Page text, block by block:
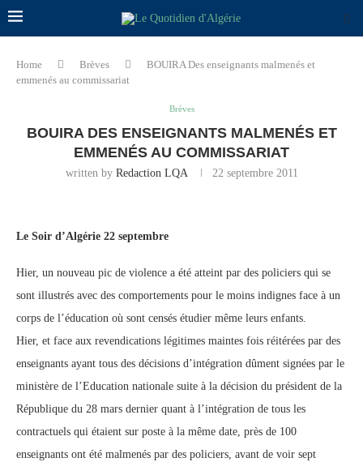
Home Brèves
BOUIRA Des enseignants malmenés et
emmenés au commissariat
Brèves
BOUIRA DES ENSEIGNANTS MALMENÉS ET
EMMENÉS AU COMMISSARIAT
written by Redaction LQA 22 septembre 2011
Le Soir d’Algérie 22 septembre
Hier, un nouveau pic de violence a été atteint par des policiers qui se
sont illustrés avec des comportements pour le moins indignes face à un
corps de l’éducation où sont censés étudier même leurs enfants.
Hier, et face aux revendications légitimes maintes fois réitérées par des
enseignants ayant tous des décisions d’intégration dûment signées par le
ministère de l’Education nationale suite à la décision du président de la
République du 28 mars dernier quant à l’intégration de tous les
contractuels qui étaient sur poste à la même date, près de 100
enseignants ont été malmenés par des policiers, avant de voir sept